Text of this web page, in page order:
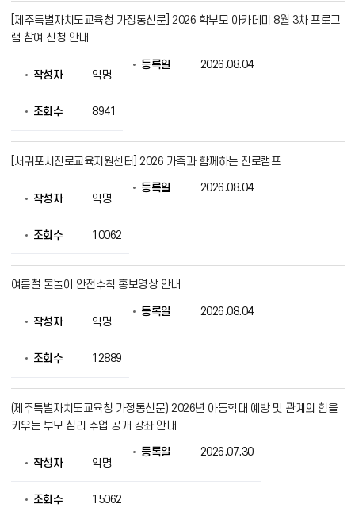
[제주특별자치도교육청 가정통신문] 2026 학부모 아카데미 8월 3차 프로그
램 참여 신청 안내
작성자 익명
등록일 2026.08.04
조회수 8941
[서귀포시진로교육지원센터] 2026 가족과 함께하는 진로캠프
작성자 익명
등록일 2026.08.04
조회수 10062
여름철 물놀이 안전수칙 홍보영상 안내
작성자 익명
등록일 2026.08.04
조회수 12889
(제주특별자치도교육청 가정통신문) 2026년 아동학대 예방 및 관계의 힘을
키우는 부모 심리 수업 공개 강좌 안내
작성자 익명
등록일 2026.07.30
조회수 15062